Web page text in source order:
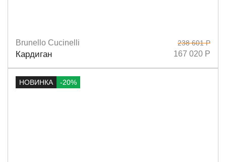
Размеры
Brunello Cucinelli
Кардиган
238 601 Р
167 020 Р
НОВИНКА -20%